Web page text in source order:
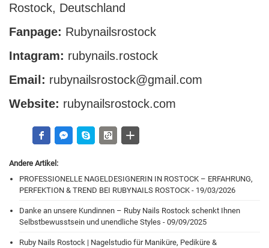
Rostock, Deutschland
Fanpage: Rubynailsrostock
Intagram: rubynails.rostock
Email: rubynailsrostock@gmail.com
Website: rubynailsrostock.com
Andere Artikel:
PROFESSIONELLE NAGELDESIGNERIN IN ROSTOCK – ERFAHRUNG,
PERFEKTION & TREND BEI RUBYNAILS ROSTOCK - 19/03/2026
Danke an unsere Kundinnen – Ruby Nails Rostock schenkt Ihnen
Selbstbewusstsein und unendliche Styles - 09/09/2025
Ruby Nails Rostock | Nagelstudio für Maniküre, Pediküre &